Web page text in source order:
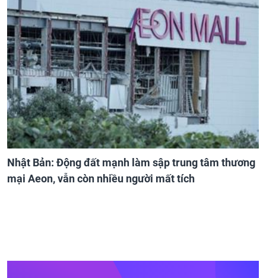
Nhật Bản: Động đất mạnh làm sập trung tâm thương
mại Aeon, vẫn còn nhiều người mất tích